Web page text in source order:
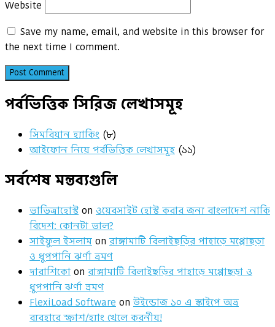
Website
Save my name, email, and website in this browser for
the next time I comment.
পর্বভিত্তিক সিরিজ লেখাসমূহ
সিমবিয়ান হ্যাকিং (৮)
আইফোন নিয়ে পর্বভিত্তিক লেখাসমূহ (১১)
সর্বশেষ মন্তব্যগুলি
ভাভিত্রাহোস্ট on ওয়েবসাইট হোস্ট করার জন্য বাংলাদেশ নাকি
বিদেশ: কোনটা ভাল?
সাইফুল ইসলাম on রাঙ্গামাটি বিলাইছড়ির পাহাড়ে মপ্পোছড়া
ও ধুপপানি ঝর্ণা ভ্রমণ
দারাশিকো on রাঙ্গামাটি বিলাইছড়ির পাহাড়ে মপ্পোছড়া ও
ধুপপানি ঝর্ণা ভ্রমণ
FlexiLoad Software on উইন্ডোজ ১০ এ স্কাইপে অভ্র
ব্যবহারে স্ক্রাশ/হ্যাং খেলে করনীয়!